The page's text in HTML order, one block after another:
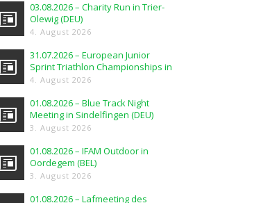
03.08.2026 – Charity Run in Trier-
Olewig (DEU)
4. August 2026
31.07.2026 – European Junior
Sprint Triathlon Championships in
Elblag (POL)
4. August 2026
01.08.2026 – Blue Track Night
Meeting in Sindelfingen (DEU)
3. August 2026
01.08.2026 – IFAM Outdoor in
Oordegem (BEL)
3. August 2026
01.08.2026 – Lafmeeting des